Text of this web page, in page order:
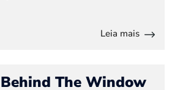
Leia mais
Behind The Window